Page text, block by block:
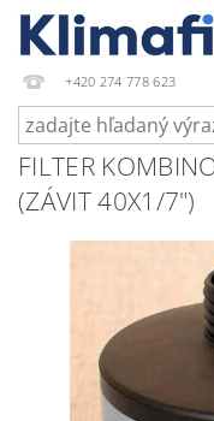
+420 274 778 623
FILTER
(ZÁVIT 40X1/7")